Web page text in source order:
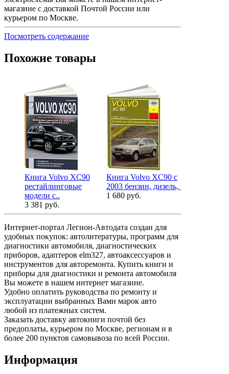
магазине с доставкой Почтой России или
курьером по Москве.
Посмотреть содержание
Похожие товары
Книга Volvo ХC90
рестайлинговые
модели с..
3 381 руб.
Книга Volvo ХC90 с
2003 бензин, дизель, ..
1 680 руб.
Интернет-портал Легион-Автодата создан для
удобных покупок: автолитературы, программ для
диагностики автомобиля, диагностических
приборов, адаптеров elm327, автоаксессуаров и
инструментов для авторемонта. Купить книги и
приборы для диагностики и ремонта автомобиля
Вы можете в нашем интернет магазине.
Удобно оплатить руководства по ремонту и
эксплуатации выбранных Вами марок авто
любой из платежных систем.
Заказать доставку автокниги почтой без
предоплаты, курьером по Москве, регионам и в
более 200 пунктов самовывоза по всей России.
Информация